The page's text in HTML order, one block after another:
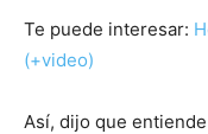
Te puede interesar:
(+video)
Así, dijo que